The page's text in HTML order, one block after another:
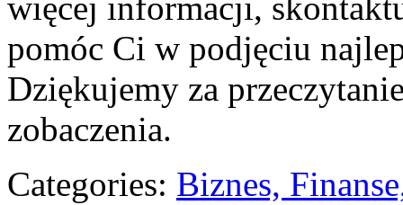
więcej informacji,
pomóc Ci w podjęciu
Dziękujemy za⁤
zobaczenia.
Categories: Biznes,